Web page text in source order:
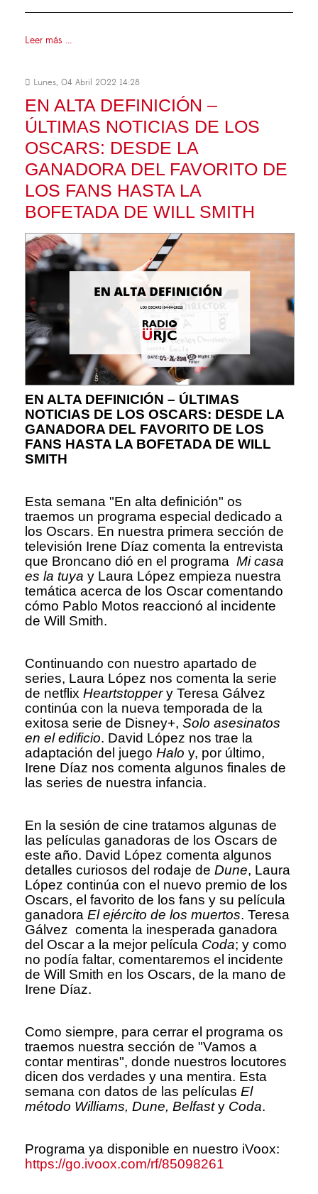
Leer más ...
Lunes, 04 Abril 2022 14:28
EN ALTA DEFINICIÓN –
ÚLTIMAS NOTICIAS DE LOS
OSCARS: DESDE LA
GANADORA DEL FAVORITO DE
LOS FANS HASTA LA
BOFETADA DE WILL SMITH
EN ALTA DEFINICIÓN – ÚLTIMAS
NOTICIAS DE LOS OSCARS: DESDE LA
GANADORA DEL FAVORITO DE LOS
FANS HASTA LA BOFETADA DE WILL
SMITH
Esta semana "En alta definición" os
traemos un programa especial dedicado a
los Oscars. En nuestra primera sección de
televisión Irene Díaz comenta la entrevista
que Broncano dió en el programa Mi casa
es la tuya y Laura López empieza nuestra
temática acerca de los Oscar comentando
cómo Pablo Motos reaccionó al incidente
de Will Smith.
Continuando con nuestro apartado de
series, Laura López nos comenta la serie
de netflix Heartstoppery Teresa Gálvez
continúa con la nueva temporada de la
exitosa serie de Disney+, Solo asesinatos
en el edificio. David López nos trae la
adaptación del juego Halo y, por último,
Irene Díaz nos comenta algunos finales de
las series de nuestra infancia.
En la sesión de cine tratamos algunas de
las películas ganadoras de los Oscars de
este año. David López comenta algunos
detalles curiosos del rodaje de Dune, Laura
López continúa con el nuevo premio de los
Oscars, el favorito de los fans y su película
ganadora El ejército de los muertos. Teresa
Gálvez comenta la inesperada ganadora
del Oscar a la mejor película Coda; y como
no podía faltar, comentaremos el incidente
de Will Smith en los Oscars, de la mano de
Irene Díaz.
Como siempre, para cerrar el programa os
traemos nuestra sección de "Vamos a
contar mentiras", donde nuestros locutores
dicen dos verdades y una mentira. Esta
semana con datos de las películas El
método Williams, Dune, Belfasty Coda.
Programa ya disponible en nuestro iVoox:
https://go.ivoox.com/rf/85098261